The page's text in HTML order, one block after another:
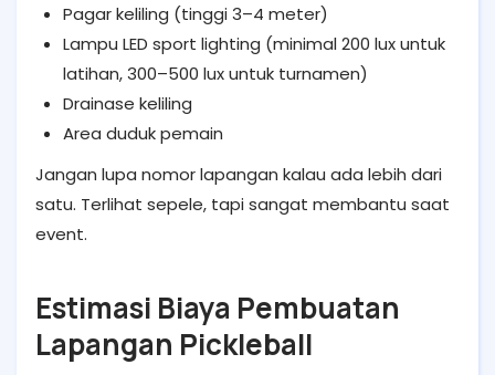
Pagar keliling (tinggi 3–4 meter)
Lampu LED sport lighting (minimal 200 lux untuk
latihan, 300–500 lux untuk turnamen)
Drainase keliling
Area duduk pemain
Jangan lupa nomor lapangan kalau ada lebih dari
satu. Terlihat sepele, tapi sangat membantu saat
event.
Estimasi Biaya Pembuatan
Lapangan Pickleball